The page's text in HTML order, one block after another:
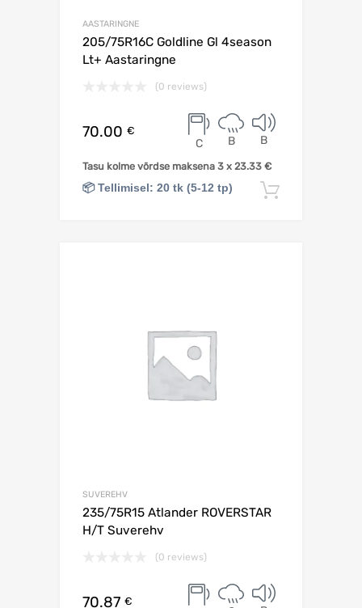
AASTARINGNE
205/75R16C Goldline Gl 4season
Lt+ Aastaringne
(0 reviews)
70.00 €
C B B
Tasu kolme võrdse maksena 3 x 23.33 €
📦 Tellimisel: 20 tk (5-12 tp)
SUVEREHV
235/75R15 Atlander ROVERSTAR
H/T Suverehv
(0 reviews)
70.87 €